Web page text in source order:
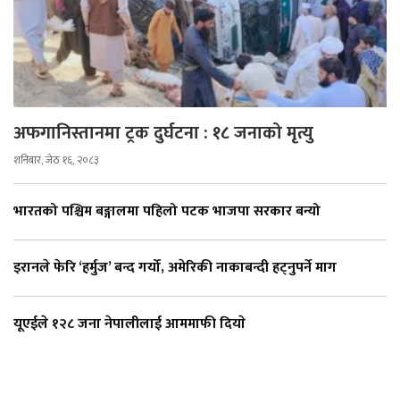
अफगानिस्तानमा ट्रक दुर्घटना : १८ जनाको मृत्यु
शनिबार, जेठ १६, २०८३
भारतको पश्चिम बङ्गालमा पहिलो पटक भाजपा सरकार बन्यो
इरानले फेरि ‘हर्मुज’ बन्द गर्यो, अमेरिकी नाकाबन्दी हट्नुपर्ने माग
यूएईले १२८ जना नेपालीलाई आममाफी दियाे